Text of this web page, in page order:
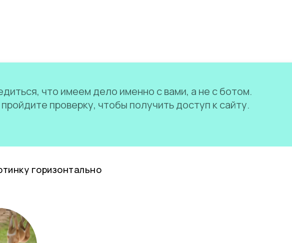
что имеем дело именно с вами, а не с ботом.
проверку, чтобы получить доступ к сайту.
горизонтально